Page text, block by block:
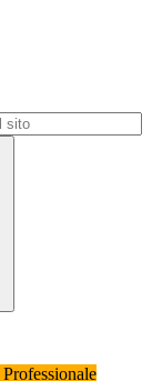
Professionale